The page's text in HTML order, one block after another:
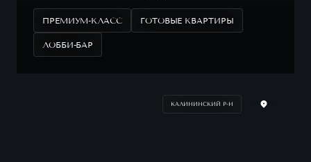
ПРЕМИУМ-КЛАСС ГОТОВЫЕ КВАРТИРЫ
ЛОББИ-БАР
КАЛИНИНСКИЙ Р-Н